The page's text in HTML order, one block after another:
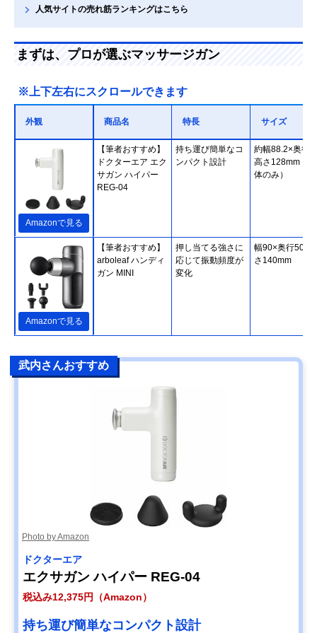
人気サイトの売れ筋ランキングはこちら
まずは、プロが選ぶマッサージガン
※上下左右にスクロールできます
外観 商品名 特長 サイズ
Amazonで見る
【筆者おすすめ】
ドクターエア エク
サガン ハイパー
REG-04
持ち運び簡単なコ
ンパクト設計
約幅88.2×奥行
高さ128mm （
体のみ）
Amazonで見る
【筆者おすすめ】
arboleaf ハンディ
ガン MINI
押し当てる強さに
応じて振動頻度が
変化
幅90×奥行50×高
さ140mm
武内さんおすすめ
Photo by Amazon
ドクターエア
エクサガン ハイパー REG-04
税込み12,375円（Amazon）
持ち運び簡単なコンパクト設計